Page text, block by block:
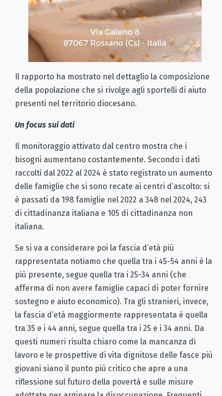
Il rapporto ha mostrato nel dettaglio la composizione
della popolazione che si rivolge agli sportelli di aiuto
presenti nel territorio diocesano.
Un focus sui dati
Il monitoraggio attivato dal centro mostra che i
bisogni aumentano costantemente. Secondo i dati
raccolti dal 2022 al 2024 è stato registrato un aumento
delle famiglie che si sono recate ai centri d’ascolto: si
è passati da 198 famiglie nel 2022 a 348 nel 2024, 243
di cittadinanza italiana e 105 di cittadinanza non
italiana.
Se si va a considerare poi la fascia d’età più
rappresentata notiamo che quella tra i 45-54 anni è la
più presente, segue quella tra i 25-34 anni (che
afferma di non avere famiglie capaci di poter fornire
sostegno e aiuto economico). Tra gli stranieri, invece,
la fascia d’età maggiormente rappresentata è quella
tra 35 e i 44 anni, segue quella tra i 25 e i 34 anni. Da
questi numeri risulta chiaro come la mancanza di
lavoro e le prospettive di vita dignitose delle fasce più
giovani siano il punto più critico che apre a una
riflessione sul futuro della povertà e sulle misure